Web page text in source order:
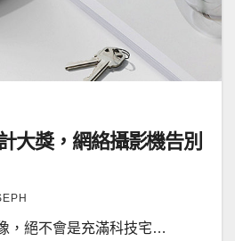
大獎，網絡攝影機告別
，絕不會是充滿科技宅…